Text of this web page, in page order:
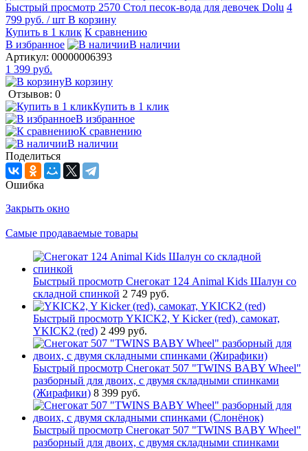
Быстрый просмотр 2570 Стол песок-вода для девочек Dolu 4
799 руб. / шт В корзину
Купить в 1 клик К сравнению
В избранное
В наличии
Артикул: 00000006393
1 399 руб.
В корзину
Отзывов: 0
Купить в 1 клик
В избранное
К сравнению
В наличии
Поделиться
Ошибка
Закрыть окно
Самые продаваемые товары
Быстрый просмотр Снегокат 124 Animal Kids Шалун со
складной спинкой 2 749 руб.
Быстрый просмотр YKICK2, Y Kicker (red), самокат,
YKICK2 (red) 2 499 руб.
Быстрый просмотр Снегокат 507 "TWINS BABY Wheel"
разборный для двоих, с двумя складными спинками
(Жирафики) 8 399 руб.
Быстрый просмотр Снегокат 507 "TWINS BABY Wheel"
разборный для двоих, с двумя складными спинками